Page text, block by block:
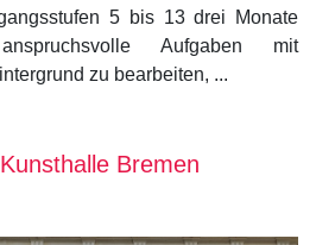
5 bis 13 drei Monate
Aufgaben mit
zu bearbeiten, ...
Bremen